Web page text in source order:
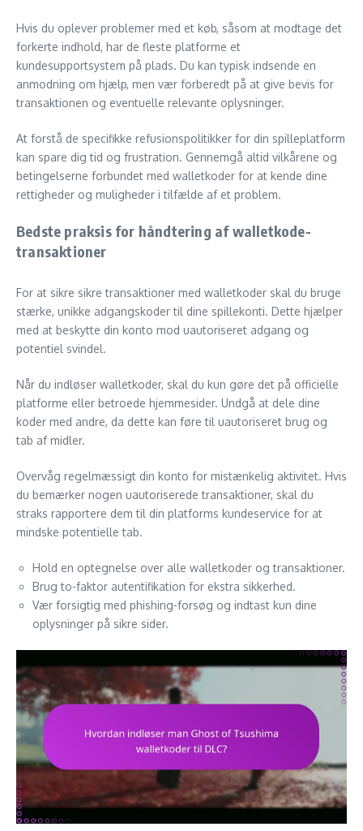
Hvis du oplever problemer med et køb, såsom at modtage det
forkerte indhold, har de fleste platforme et
kundesupportsystem på plads. Du kan typisk indsende en
anmodning om hjælp, men vær forberedt på at give bevis for
transaktionen og eventuelle relevante oplysninger.
At forstå de specifikke refusionspolitikker for din spilleplatform
kan spare dig tid og frustration. Gennemgå altid vilkårene og
betingelserne forbundet med walletkoder for at kende dine
rettigheder og muligheder i tilfælde af et problem.
Bedste praksis for håndtering af walletkode-
transaktioner
For at sikre sikre transaktioner med walletkoder skal du bruge
stærke, unikke adgangskoder til dine spillekonti. Dette hjælper
med at beskytte din konto mod uautoriseret adgang og
potentiel svindel.
Når du indløser walletkoder, skal du kun gøre det på officielle
platforme eller betroede hjemmesider. Undgå at dele dine
koder med andre, da dette kan føre til uautoriseret brug og
tab af midler.
Overvåg regelmæssigt din konto for mistænkelig aktivitet. Hvis
du bemærker nogen uautoriserede transaktioner, skal du
straks rapportere dem til din platforms kundeservice for at
mindske potentielle tab.
Hold en optegnelse over alle walletkoder og transaktioner.
Brug to-faktor autentifikation for ekstra sikkerhed.
Vær forsigtig med phishing-forsøg og indtast kun dine
oplysninger på sikre sider.